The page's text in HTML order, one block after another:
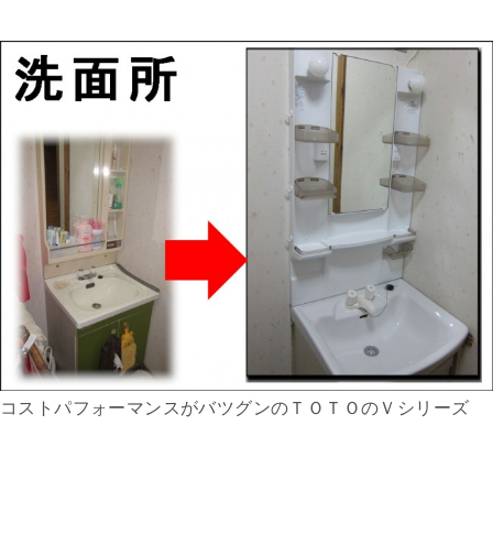
コストパフォーマンスがバツグンのＴＯＴＯのＶシリーズ